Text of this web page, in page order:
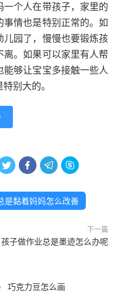
个人在带孩子，家里的
情也是特别正常的。如
儿园了，慢慢也要锻炼孩
。如果可以家里有人帮
够让宝宝多接触一些人
别大的。
   
是黏着妈妈怎么改善
下一篇
孩子做作业总是墨迹怎么办呢
巧克力豆怎么画